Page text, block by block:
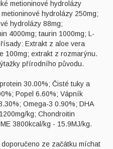
metioninové hydrolázy
hydrolázy 250mg;
hydrolázy 88mg;
4000mg; taurin 1000mg; L-
Extrakt z aloe vera
100mg; extrakt z rozmarýnu.
přírodního původu.
30.00%; Čisté tuky a
Popel 6.60%; Vápník
Omega-3 0.90%; DHA
kg; Chondroitin
3800kcal/kg - 15.9MJ/kg.
ze začátku míchat